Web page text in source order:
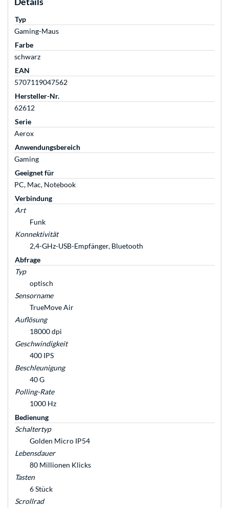
Typ
Gaming-Maus
Farbe
schwarz
EAN
5707119047562
Hersteller-Nr.
62612
Serie
Aerox
Anwendungsbereich
Gaming
Geeignet für
PC, Mac, Notebook
Verbindung
Art
Funk
Konnektivität
2,4-GHz-USB-Empfänger, Bluetooth
Abfrage
Typ
optisch
Sensorname
TrueMove Air
Auflösung
18000 dpi
Geschwindigkeit
400 IPS
Beschleunigung
40 G
Polling-Rate
1000 Hz
Bedienung
Schaltertyp
Golden Micro IP54
Lebensdauer
80 Millionen Klicks
Tasten
6 Stück
Scrollrad